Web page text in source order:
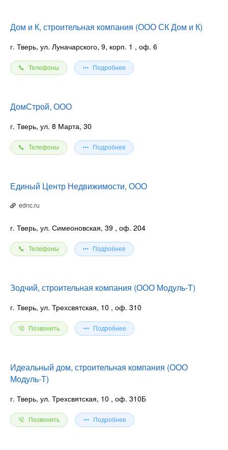
Дом и К, строительная компания (ООО СК Дом и К)
г. Тверь, ул. Луначарского, 9, корп. 1 , оф. 6
Телефоны Подробнее
ДомСтрой, ООО
г. Тверь, ул. 8 Марта, 30
Телефоны Подробнее
Единый Центр Недвижимости, ООО
ednc.ru
г. Тверь, ул. Симеоновская, 39 , оф. 204
Телефоны Подробнее
Зодчий, строительная компания (ООО Модуль-Т)
г. Тверь, ул. Трехсвятская, 10 , оф. 310
Позвонить Подробнее
Идеальный дом, строительная компания (ООО
Модуль-Т)
г. Тверь, ул. Трехсвятская, 10 , оф. 310Б
Позвонить Подробнее